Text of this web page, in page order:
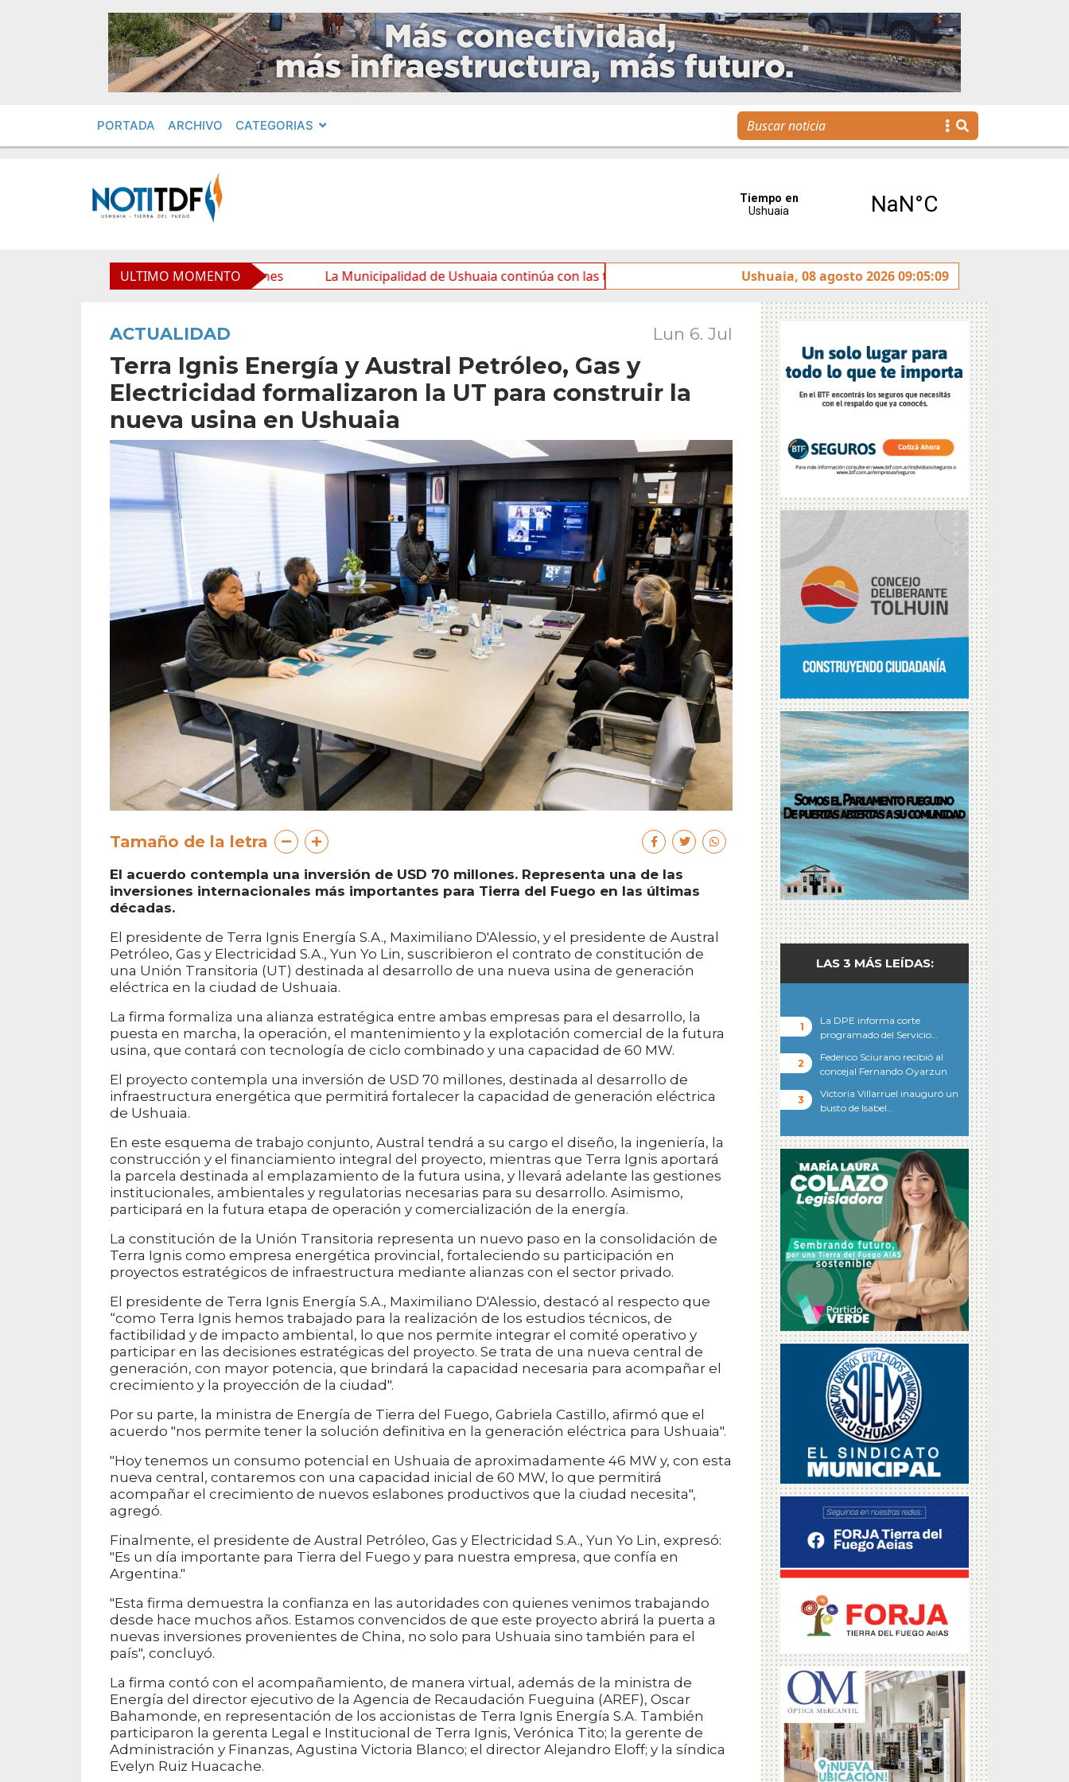
PORTADA ARCHIVO CATEGORIAS
ULTIMO MOMENTO
y mejora sus prestaciones La Municipalidad de Ushuaia continúa con las tareas de mantenimiento y rotulado sobre la avenida Héroes de Malvinas
Ushuaia, 08 agosto 2026 09:05:09
ACTUALIDAD Lun 6. Jul
Terra Ignis Energía y Austral Petróleo, Gas y
Electricidad formalizaron la UT para construir la
nueva usina en Ushuaia
Tamaño de la letra
El acuerdo contempla una inversión de USD 70 millones. Representa una de las
inversiones internacionales más importantes para Tierra del Fuego en las últimas
décadas.
El presidente de Terra Ignis Energía S.A., Maximiliano D'Alessio, y el presidente de Austral
Petróleo, Gas y Electricidad S.A., Yun Yo Lin, suscribieron el contrato de constitución de
una Unión Transitoria (UT) destinada al desarrollo de una nueva usina de generación
eléctrica en la ciudad de Ushuaia.
La firma formaliza una alianza estratégica entre ambas empresas para el desarrollo, la
puesta en marcha, la operación, el mantenimiento y la explotación comercial de la futura
usina, que contará con tecnología de ciclo combinado y una capacidad de 60 MW.
El proyecto contempla una inversión de USD 70 millones, destinada al desarrollo de
infraestructura energética que permitirá fortalecer la capacidad de generación eléctrica
de Ushuaia.
En este esquema de trabajo conjunto, Austral tendrá a su cargo el diseño, la ingeniería, la
construcción y el financiamiento integral del proyecto, mientras que Terra Ignis aportará
la parcela destinada al emplazamiento de la futura usina, y llevará adelante las gestiones
institucionales, ambientales y regulatorias necesarias para su desarrollo. Asimismo,
participará en la futura etapa de operación y comercialización de la energía.
La constitución de la Unión Transitoria representa un nuevo paso en la consolidación de
Terra Ignis como empresa energética provincial, fortaleciendo su participación en
proyectos estratégicos de infraestructura mediante alianzas con el sector privado.
El presidente de Terra Ignis Energía S.A., Maximiliano D'Alessio, destacó al respecto que
“como Terra Ignis hemos trabajado para la realización de los estudios técnicos, de
factibilidad y de impacto ambiental, lo que nos permite integrar el comité operativo y
participar en las decisiones estratégicas del proyecto. Se trata de una nueva central de
generación, con mayor potencia, que brindará la capacidad necesaria para acompañar el
crecimiento y la proyección de la ciudad".
Por su parte, la ministra de Energía de Tierra del Fuego, Gabriela Castillo, afirmó que el
acuerdo "nos permite tener la solución definitiva en la generación eléctrica para Ushuaia".
"Hoy tenemos un consumo potencial en Ushuaia de aproximadamente 46 MW y, con esta
nueva central, contaremos con una capacidad inicial de 60 MW, lo que permitirá
acompañar el crecimiento de nuevos eslabones productivos que la ciudad necesita",
agregó.
Finalmente, el presidente de Austral Petróleo, Gas y Electricidad S.A., Yun Yo Lin, expresó:
"Es un día importante para Tierra del Fuego y para nuestra empresa, que confía en
Argentina."
"Esta firma demuestra la confianza en las autoridades con quienes venimos trabajando
desde hace muchos años. Estamos convencidos de que este proyecto abrirá la puerta a
nuevas inversiones provenientes de China, no solo para Ushuaia sino también para el
país", concluyó.
La firma contó con el acompañamiento, de manera virtual, además de la ministra de
Energía del director ejecutivo de la Agencia de Recaudación Fueguina (AREF), Oscar
Bahamonde, en representación de los accionistas de Terra Ignis Energía S.A. También
participaron la gerenta Legal e Institucional de Terra Ignis, Verónica Tito; la gerente de
Administración y Finanzas, Agustina Victoria Blanco; el director Alejandro Eloff; y la síndica
Evelyn Ruiz Huacache.
LAS 3 MÁS LEÍDAS:
La DPE informa corte
programado del Servicio…
Federico Sciurano recibió al
concejal Fernando Oyarzun
Victoria Villarruel inauguró un
busto de Isabel…